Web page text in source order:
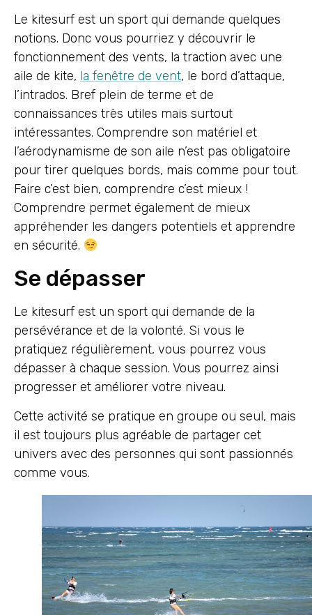
Le kitesurf est un sport qui demande quelques
notions. Donc vous pourriez y découvrir le
fonctionnement des vents, la traction avec une
aile de kite, la fenêtre de vent, le bord d’attaque,
l’intrados. Bref plein de terme et de
connaissances très utiles mais surtout
intéressantes. Comprendre son matériel et
l’aérodynamisme de son aile n’est pas obligatoire
pour tirer quelques bords, mais comme pour tout.
Faire c’est bien, comprendre c’est mieux !
Comprendre permet également de mieux
appréhender les dangers potentiels et apprendre
en sécurité.
Se dépasser
Le kitesurf est un sport qui demande de la
persévérance et de la volonté. Si vous le
pratiquez régulièrement, vous pourrez vous
dépasser à chaque session. Vous pourrez ainsi
progresser et améliorer votre niveau.
Cette activité se pratique en groupe ou seul, mais
il est toujours plus agréable de partager cet
univers avec des personnes qui sont passionnés
comme vous.